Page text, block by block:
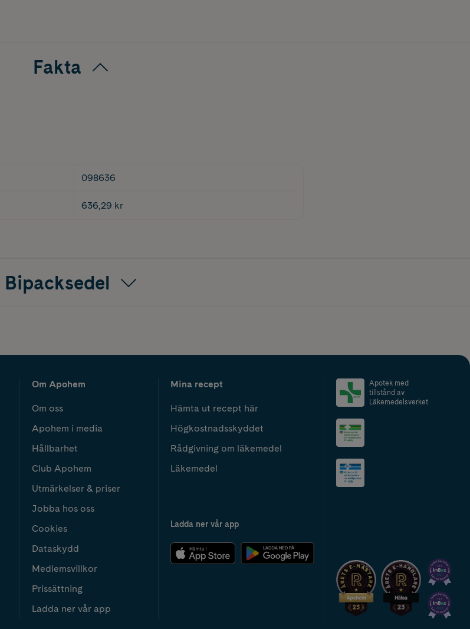
Fakta
098636
636,29 kr
Bipacksedel
Om Apohem
Om oss
Apohem i media
Hållbarhet
Club Apohem
Utmärkelser & priser
Jobba hos oss
Cookies
Dataskydd
Medlemsvillkor
Prissättning
Ladda ner vår app
Mina recept
Hämta ut recept här
Högkostnadsskyddet
Rådgivning om läkemedel
Läkemedel
Ladda ner vår app
Apotek med
tillstånd av
Läkemedelsverket
2024